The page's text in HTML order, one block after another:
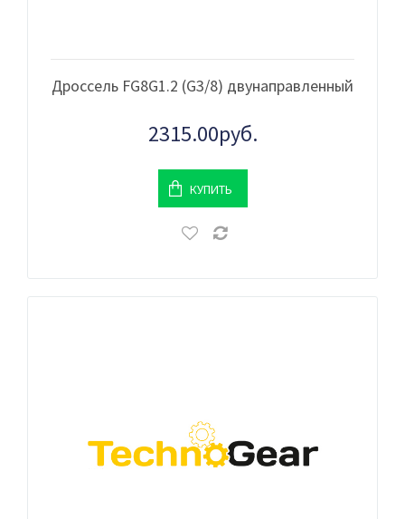
Дроссель FG8G1.2 (G3/8) двунаправленный
2315.00руб.
КУПИТЬ